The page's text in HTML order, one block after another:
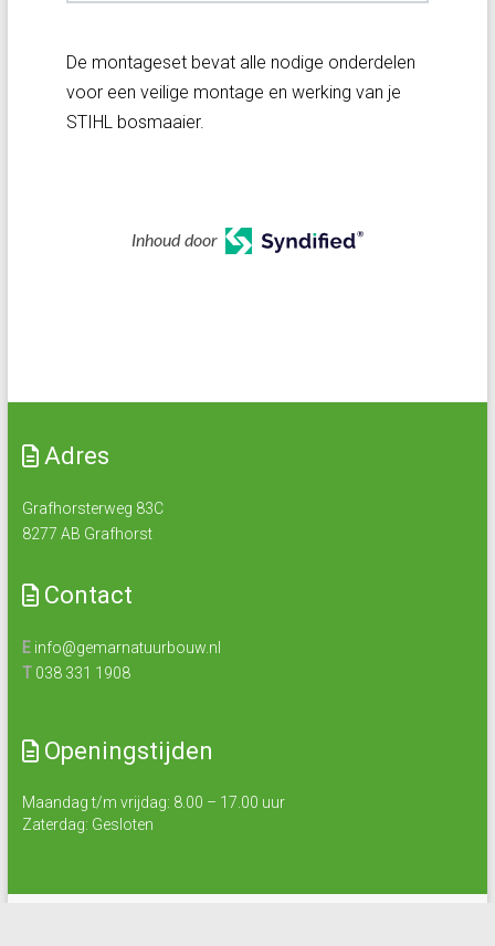
De montageset bevat alle nodige onderdelen
voor een veilige montage en werking van je
STIHL bosmaaier.
Inhoud door
Adres
Grafhorsterweg 83C
8277 AB Grafhorst
Contact
E info@gemarnatuurbouw.nl
T 038 331 1908
Openingstijden
Maandag t/m vrijdag: 8.00 – 17.00 uur
Zaterdag: Gesloten